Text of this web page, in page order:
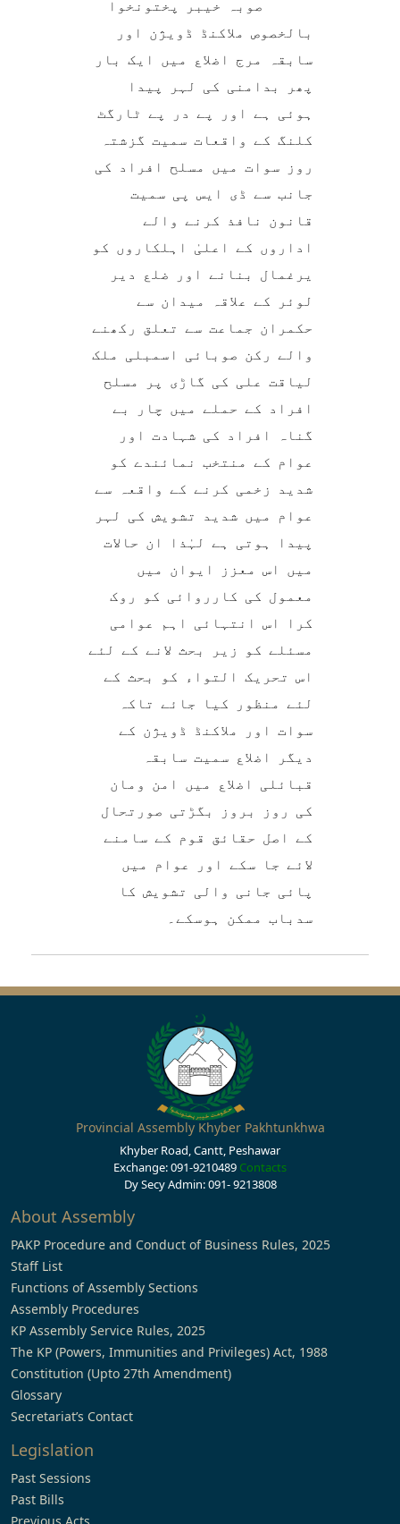
صوبہ خیبر پختونخوا
بالخصوص ملاکنڈ ڈویژن اور
سابقہ مرج اضلاع میں ایک بار
پھر بدامنی کی لہر پیدا
ہوئی ہے اور پے در پے ٹارگٹ
کلنگ کے واقعات سمیت گزشتہ
روز سوات میں مسلح افراد کی
جانب سے ڈی ایس پی سمیت
قانون نافذ کرنے والے
اداروں کے اعلیٰ اہلکاروں کو
یرغمال بنانے اور ضلع دیر
لوئر کے علاقہ میدان سے
حکمران جماعت سے تعلق رکھنے
والے رکن صوبائی اسمبلی ملک
لیاقت علی کی گاڑی پر مسلح
افراد کے حملے میں چار بے
گناہ افراد کی شہادت اور
عوام کے منتخب نمائندے کو
شدید زخمی کرنے کے واقعہ سے
عوام میں شدید تشویش کی لہر
پیدا ہوتی ہے لہٰذا ان حالات
میں اس معزز ایوان میں
معمول کی کارروائی کو روک
کرا اس انتہائی اہم عوامی
مسئلے کو زیر بحث لانے کے لئے
اس تحریک التواء کو بحث کے
لئے منظور کیا جائے تاکہ
سوات اور ملاکنڈ ڈویژن کے
دیگر اضلاع سمیت سابقہ
قبائلی اضلاع میں امن ومان
کی روز بروز بگڑتی صورتحال
کے اصل حقائق قوم کے سامنے
لائے جا سکے اور عوام میں
پائی جانی والی تشویش کا
سدباب ممکن ہوسکے۔
Provincial Assembly Khyber Pakhtunkhwa
Khyber Road, Cantt, Peshawar
Exchange: 091-9210489 Contacts
Dy Secy Admin: 091- 9213808
About Assembly
PAKP Procedure and Conduct of Business Rules, 2025
Staff List
Functions of Assembly Sections
Assembly Procedures
KP Assembly Service Rules, 2025
The KP (Powers, Immunities and Privileges) Act, 1988
Constitution (Upto 27th Amendment)
Glossary
Secretariat’s Contact
Legislation
Past Sessions
Past Bills